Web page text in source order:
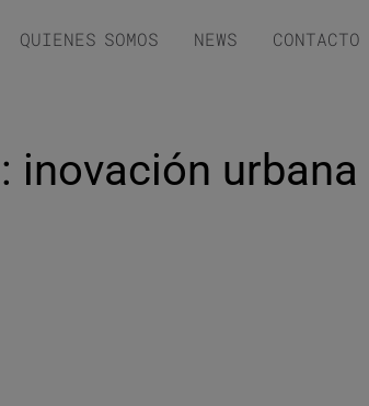
QUIENES SOMOS NEWS CONTACTO
inovación urbana